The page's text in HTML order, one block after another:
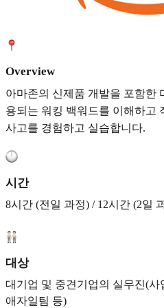
Overview
아마존의 신제품 개발을 포함한
용되는 워킹 백워드를 이해하고
사고를 경험하고 실습합니다.
시간
8시간 (전일 과정) / 12시간 (2일
대상
대기업 및 중견기업의 실무진(사
애자일팀 등)